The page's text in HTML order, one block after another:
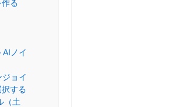
る
AIノイ
ョイ
する
（土